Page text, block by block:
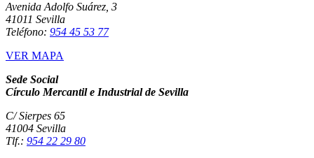
Avenida Adolfo Suárez, 3
41011 Sevilla
Teléfono: 954 45 53 77
VER MAPA
Sede Social
Círculo Mercantil e Industrial de Sevilla
C/ Sierpes 65
41004 Sevilla
Tlf.: 954 22 29 80